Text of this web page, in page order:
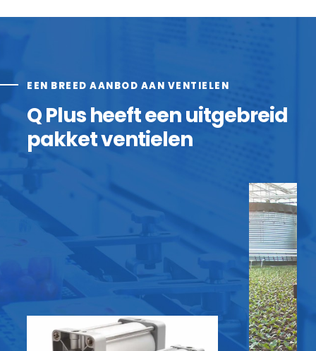
EEN BREED AANBOD AAN VENTIELEN
Q Plus heeft een uitgebreid
pakket ventielen